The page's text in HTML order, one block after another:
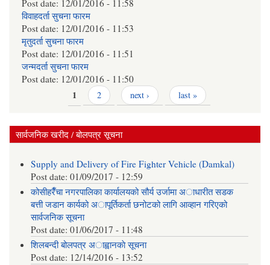
Post date: 12/01/2016 - 11:58
विवाहदर्ता सुचना फारम
Post date: 12/01/2016 - 11:53
मृतुदर्ता सुचना फारम
Post date: 12/01/2016 - 11:51
जन्मदर्ता सुचना फारम
Post date: 12/01/2016 - 11:50
1 2 next › last »
सार्वजनिक खरीद / बोलपत्र सूचना
Supply and Delivery of Fire Fighter Vehicle (Damkal)
Post date:01/09/2017 - 12:59
कोसीहरैँचा नगरपालिका कार्यालयको सौर्य उर्जामा अाधारीत सडक
बत्ती जडान कार्यको अापूर्तिकर्ता छनोटको लागि आव्हान गरिएको
सार्वजनिक सूचना
Post date:01/06/2017 - 11:48
शिलबन्दी बोलपत्र अाह्वानकाे सूचना
Post date: 12/14/2016 - 13:52